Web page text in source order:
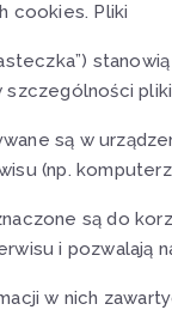
cookies. Pliki
szczególności
są w
(np.
są do
i pozwalają
w nich